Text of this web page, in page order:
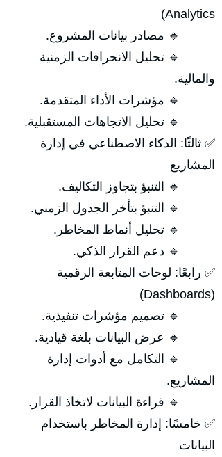
Analytics)
🔹 مصادر بيانات المشروع.
🔹 تحليل الانحرافات الزمنية
والمالية.
🔹 مؤشرات الأداء المتقدمة.
🔹 تحليل الاتجاهات المستقبلية.
✅ ثالثًا: الذكاء الاصطناعي في إدارة
المشاريع
🔹 التنبؤ بتجاوز التكاليف.
🔹 التنبؤ بتأخر الجدول الزمني.
🔹 تحليل أنماط المخاطر.
🔹 دعم القرار الذكي.
✅ رابعًا: لوحات المتابعة الرقمية
(Dashboards)
🔹 تصميم مؤشرات تنفيذية.
🔹 عرض البيانات بلغة قيادية.
🔹 التكامل مع أدوات إدارة
المشاريع.
🔹 قراءة البيانات لاتخاذ القرار.
✅ خامسًا: إدارة المخاطر باستخدام
البيانات